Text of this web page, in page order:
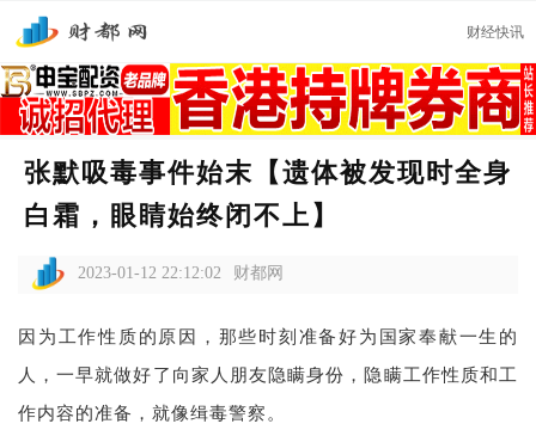
财经快讯
张默吸毒事件始末【遗体被发现时全身
白霜，眼睛始终闭不上】
2023-01-12 22:12:02 财都网
因为工作性质的原因，那些时刻准备好为国家奉献一生的
人，一早就做好了向家人朋友隐瞒身份，隐瞒工作性质和工
作内容的准备，就像缉毒警察。